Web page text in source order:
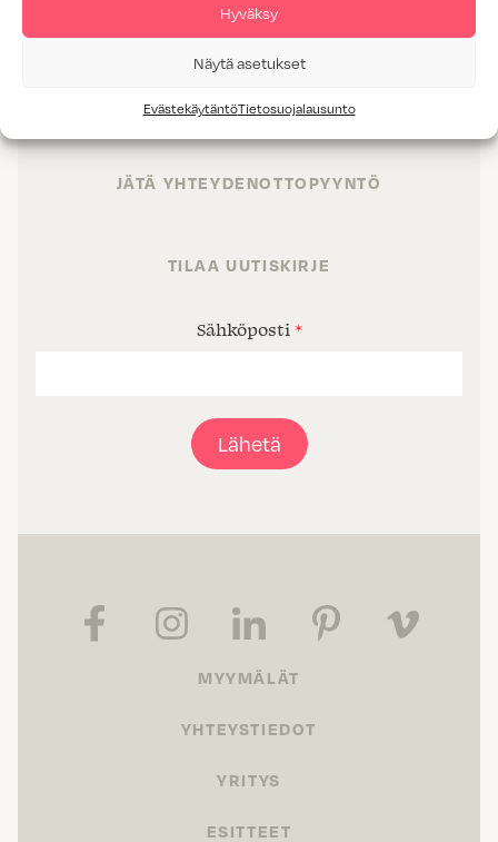
Hyväksy
Näytä asetukset
EvästekäytäntöTietosuojalausunto
TILAT
JÄTÄ YHTEYDENOTTOPYYNTÖ
TILAA UUTISKIRJE
Sähköposti *
Lähetä
MYYMÄLÄT
YHTEYSTIEDOT
YRITYS
ESITTEET